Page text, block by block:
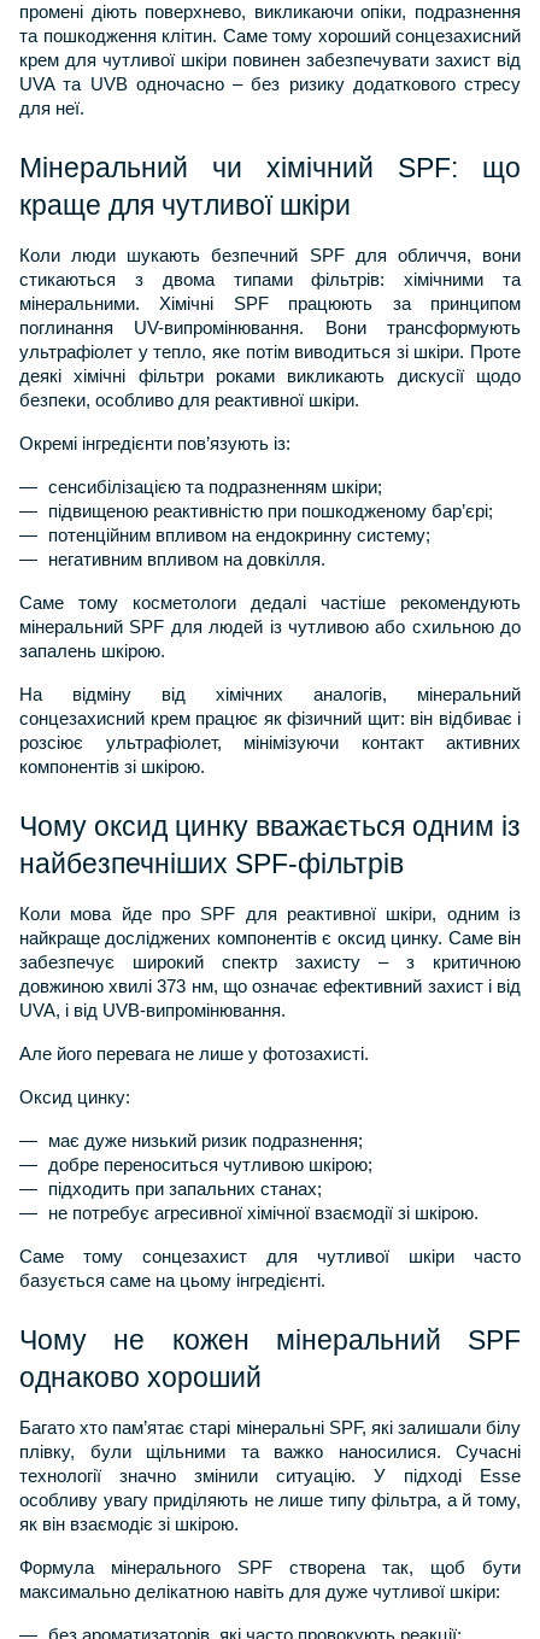
промені діють поверхнево, викликаючи опіки, подразнення
та пошкодження клітин. Саме тому хороший сонцезахисний
крем для чутливої шкіри повинен забезпечувати захист від
UVA та UVB одночасно – без ризику додаткового стресу
для неї.
Мінеральний чи хімічний SPF: що
краще для чутливої шкіри
Коли люди шукають безпечний SPF для обличчя, вони
стикаються з двома типами фільтрів: хімічними та
мінеральними. Хімічні SPF працюють за принципом
поглинання UV-випромінювання. Вони трансформують
ультрафіолет у тепло, яке потім виводиться зі шкіри. Проте
деякі хімічні фільтри роками викликають дискусії щодо
безпеки, особливо для реактивної шкіри.
Окремі інгредієнти пов’язують із:
сенсибілізацією та подразненням шкіри;
підвищеною реактивністю при пошкодженому бар’єрі;
потенційним впливом на ендокринну систему;
негативним впливом на довкілля.
Саме тому косметологи дедалі частіше рекомендують
мінеральний SPF для людей із чутливою або схильною до
запалень шкірою.
На відміну від хімічних аналогів, мінеральний
сонцезахисний крем працює як фізичний щит: він відбиває і
розсіює ультрафіолет, мінімізуючи контакт активних
компонентів зі шкірою.
Чому оксид цинку вважається одним із
найбезпечніших SPF-фільтрів
Коли мова йде про SPF для реактивної шкіри, одним із
найкраще досліджених компонентів є оксид цинку. Саме він
забезпечує широкий спектр захисту – з критичною
довжиною хвилі 373 нм, що означає ефективний захист і від
UVA, і від UVB-випромінювання.
Але його перевага не лише у фотозахисті.
Оксид цинку:
має дуже низький ризик подразнення;
добре переноситься чутливою шкірою;
підходить при запальних станах;
не потребує агресивної хімічної взаємодії зі шкірою.
Саме тому сонцезахист для чутливої шкіри часто
базується саме на цьому інгредієнті.
Чому не кожен мінеральний SPF
однаково хороший
Багато хто пам’ятає старі мінеральні SPF, які залишали білу
плівку, були щільними та важко наносилися. Сучасні
технології значно змінили ситуацію. У підході Esse
особливу увагу приділяють не лише типу фільтра, а й тому,
як він взаємодіє зі шкірою.
Формула мінерального SPF створена так, щоб бути
максимально делікатною навіть для дуже чутливої шкіри: